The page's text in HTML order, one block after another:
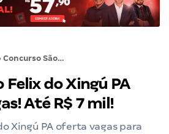
Concurso São Felix do Xingú PA SAIU! 350 vagas! Até R$ 7 mil!
Felix do Xingú PA
Até R$ 7 mil!
Xingú PA oferta vagas para